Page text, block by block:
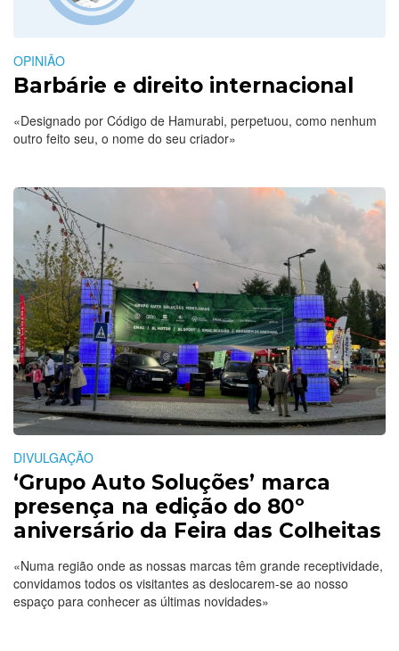
OPINIÃO
Barbárie e direito internacional
«Designado por Código de Hamurabi, perpetuou, como nenhum
outro feito seu, o nome do seu criador»
DIVULGAÇÃO
‘Grupo Auto Soluções’ marca
presença na edição do 80º
aniversário da Feira das Colheitas
«Numa região onde as nossas marcas têm grande receptividade,
convidamos todos os visitantes as deslocarem-se ao nosso
espaço para conhecer as últimas novidades»